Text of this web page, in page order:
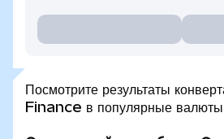
Посмотрите результаты
Finance в популярные валюты